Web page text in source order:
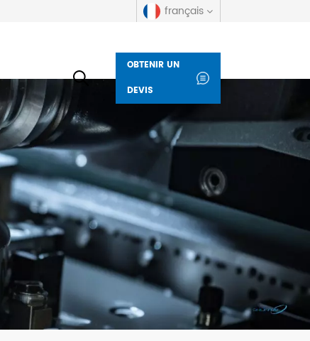
français
русский
español
العربية
Deutsch
italiano
français
Indonesia
OBTENIR UN
DEVIS